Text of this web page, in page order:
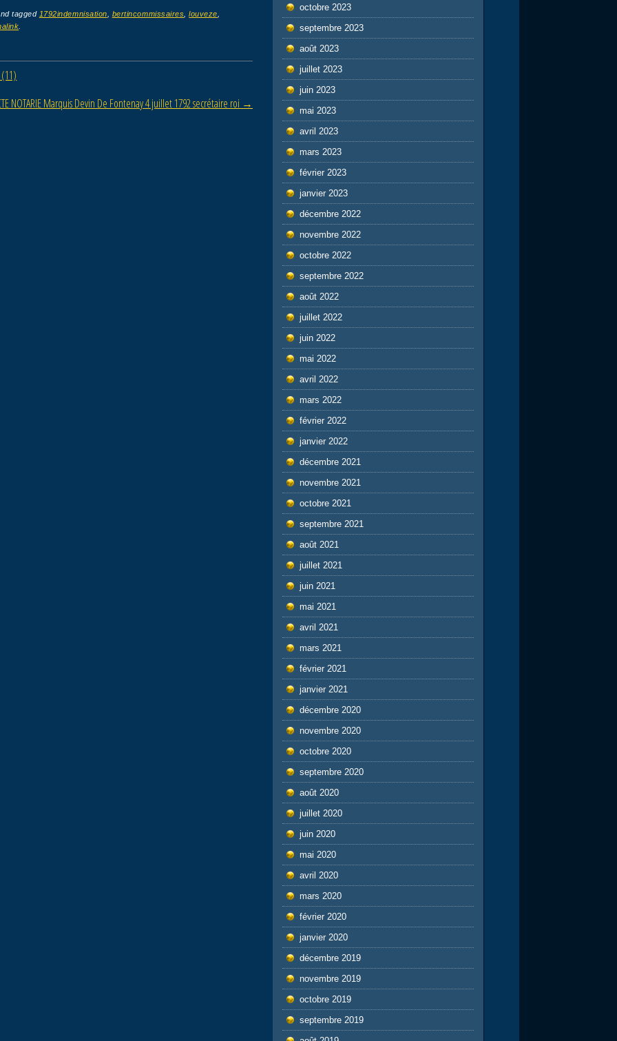
tagged 1792indemnisation bertincommissaires ,louveze
NOTARIE Marquis Devin De Fontenay 4 juillet 1792 secrétaire roi →
octobre 2023
septembre 2023
août 2023
juillet 2023
juin 2023
mai 2023
avril 2023
mars 2023
février 2023
janvier 2023
décembre 2022
novembre 2022
octobre 2022
septembre 2022
août 2022
juillet 2022
juin 2022
mai 2022
avril 2022
mars 2022
février 2022
janvier 2022
décembre 2021
novembre 2021
octobre 2021
septembre 2021
août 2021
juillet 2021
juin 2021
mai 2021
avril 2021
mars 2021
février 2021
janvier 2021
décembre 2020
novembre 2020
octobre 2020
septembre 2020
août 2020
juillet 2020
juin 2020
mai 2020
avril 2020
mars 2020
février 2020
janvier 2020
décembre 2019
novembre 2019
octobre 2019
septembre 2019